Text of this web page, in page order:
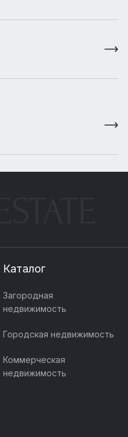
Каталог
Загородная
недвижимость
Городская недвижимость
Коммерческая
недвижимость